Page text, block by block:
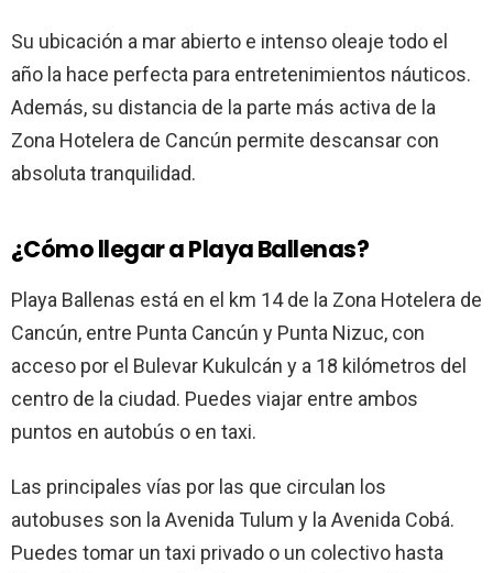
Su ubicación a mar abierto e intenso oleaje todo el
año la hace perfecta para entretenimientos náuticos.
Además, su distancia de la parte más activa de la
Zona Hotelera de Cancún permite descansar con
absoluta tranquilidad.
¿Cómo llegar a Playa Ballenas?
Playa Ballenas está en el km 14 de la Zona Hotelera de
Cancún, entre Punta Cancún y Punta Nizuc, con
acceso por el Bulevar Kukulcán y a 18 kilómetros del
centro de la ciudad. Puedes viajar entre ambos
puntos en autobús o en taxi.
Las principales vías por las que circulan los
autobuses son la Avenida Tulum y la Avenida Cobá.
Puedes tomar un taxi privado o un colectivo hasta